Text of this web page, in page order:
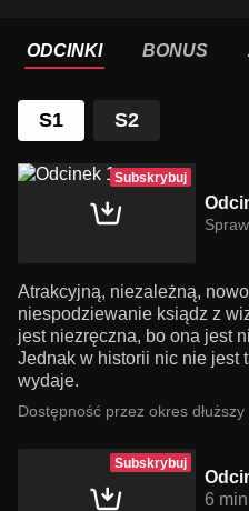
ODCINKI BONUS
S1 S2
Subskrybuj
Atrakcyjną, niezależną,
niespodziewanie ksiądz z
jest niezręczna, bo ona jest
Jednak w historii nic nie jest
wydaje.
Dostępność przez okres
Subskrybuj
6 min